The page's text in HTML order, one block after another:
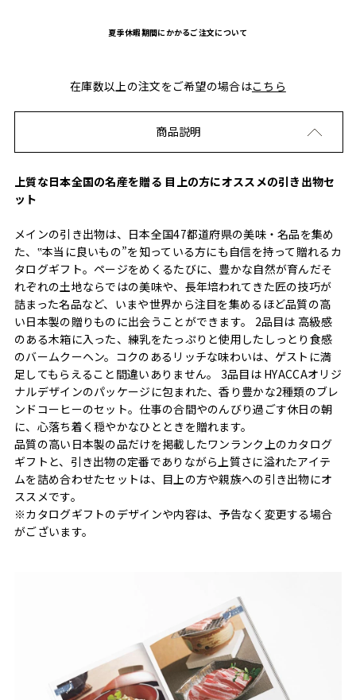
夏季休暇期間にかかるご注文について
在庫数以上の注文をご希望の場合はこちら
商品説明
上質な日本全国の名産を贈る 目上の方にオススメの引き出物セ
ット
メインの引き出物は、日本全国47都道府県の美味・名品を集め
た、‟本当に良いもの”を知っている方にも自信を持って贈れるカ
タログギフト。ページをめくるたびに、豊かな自然が育んだそ
れぞれの土地ならではの美味や、長年培われてきた匠の技巧が
詰まった名品など、いまや世界から注目を集めるほど品質の高
い日本製の贈りものに出会うことができます。 2品目は 高級感
のある木箱に入った、練乳をたっぷりと使用したしっとり食感
のバームクーヘン。コクのあるリッチな味わいは、ゲストに満
足してもらえること間違いありません。 3品目は HYACCAオリジ
ナルデザインのパッケージに包まれた、香り豊かな2種類のブレ
ンドコーヒーのセット。仕事の合間やのんびり過ごす休日の朝
に、心落ち着く穏やかなひとときを贈れます。
品質の高い日本製の品だけを掲載したワンランク上のカタログ
ギフトと、引き出物の定番でありながら上質さに溢れたアイテ
ムを詰め合わせたセットは、目上の方や親族への引き出物にオ
ススメです。
※カタログギフトのデザインや内容は、予告なく変更する場合
がございます。